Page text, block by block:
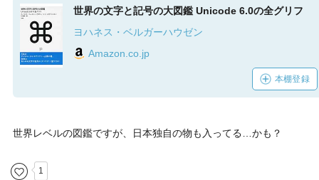
世界の文字と記号の大図鑑 Unicode 6.0の全グリフ
ヨハネス・ベルガーハウゼン
Amazon.co.jp
本棚登録
世界レベルの図鑑ですが、日本独自の物も入ってる…かも？
1